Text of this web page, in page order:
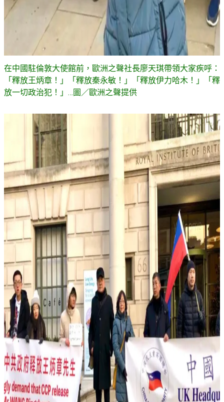
在中國駐倫敦大使館前，歐洲之聲社長廖天琪帶領大家疾呼：
「釋放王炳章！」「釋放秦永敏！」「釋放伊力哈木！」「釋
放一切政治犯！」…圖／歐洲之聲提供